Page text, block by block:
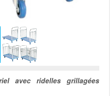
avec ridelles grillagées